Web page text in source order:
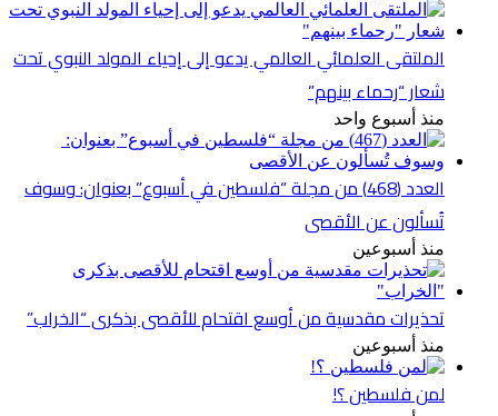
الملتقى العلمائي العالمي يدعو إلى إحياء المولد النبوي تحت
شعار “رحماء بينهم”
منذ أسبوع واحد
العدد (468) من مجلة “فلسطين في أسبوع” بعنوان: وسوف
تُسألون عن الأقصى
منذ أسبوعين
تحذيرات مقدسية من أوسع اقتحام للأقصى بذكرى “الخراب”
منذ أسبوعين
لمن فلسطين ؟!